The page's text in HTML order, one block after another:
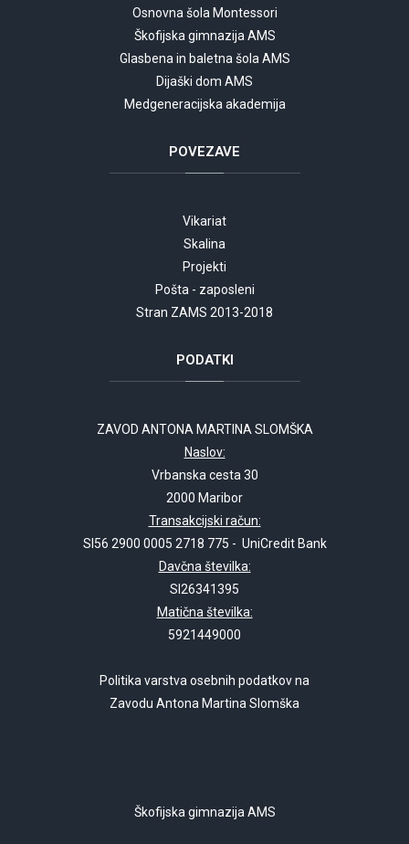
Osnovna šola Montessori
Škofijska gimnazija AMS
Glasbena in baletna šola AMS
Dijaški dom AMS
Medgeneracijska akademija
POVEZAVE
Vikariat
Skalina
Projekti
Pošta - zaposleni
Stran ZAMS 2013-2018
PODATKI
ZAVOD ANTONA MARTINA SLOMŠKA
Naslov:
Vrbanska cesta 30
2000 Maribor
Transakcijski račun:
SI56 2900 0005 2718 775 - UniCredit Bank
Davčna številka:
SI26341395
Matična številka:
5921449000
Politika varstva osebnih podatkov na
Zavodu Antona Martina Slomška
Škofijska gimnazija AMS